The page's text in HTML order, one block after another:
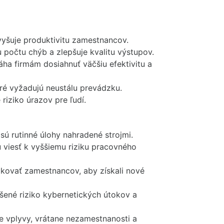
produktivitu zamestnancov.
chýb a zlepšuje kvalitu výstupov.
firmám dosiahnuť väčšiu efektivitu a
vyžadujú neustálu prevádzku.
úrazov pre ľudí.
rutinné úlohy nahradené strojmi.
k vyššiemu riziku pracovného
zamestnancov, aby získali nové
riziko kybernetických útokov a
vrátane nezamestnanosti a